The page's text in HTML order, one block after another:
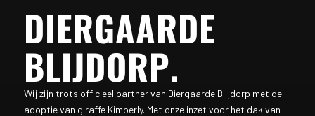
DIERGAARDE
BLIJDORP.
Wij zijn trots officieel partner van Diergaarde Blijdorp met de
adoptie van giraffe Kimberly. Met onze inzet voor het dak van